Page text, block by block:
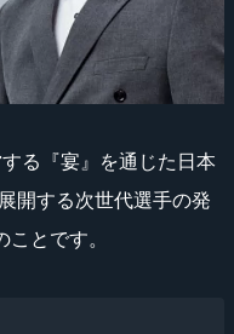
る『宴』を通じた日本
開する次世代選手の発
とです。